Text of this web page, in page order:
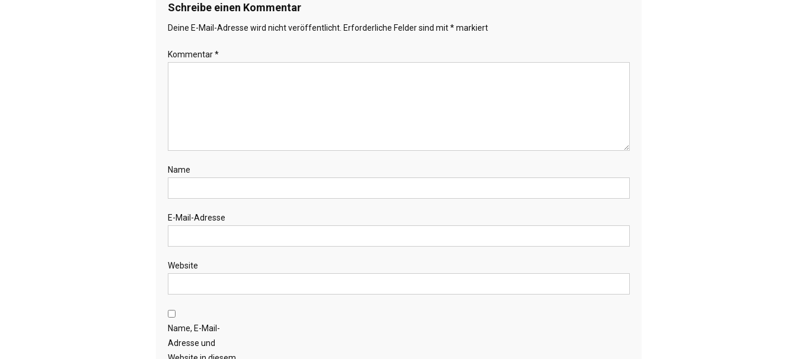
Schreibe einen Kommentar
Deine E-Mail-Adresse wird nicht veröffentlicht. Erforderliche Felder sind mit*markiert
Kommentar*
Name
E-Mail-Adresse
Website
Name, E-Mail-
Adresse und